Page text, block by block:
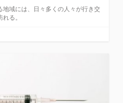
域には、日々多くの人々が行き交
る。